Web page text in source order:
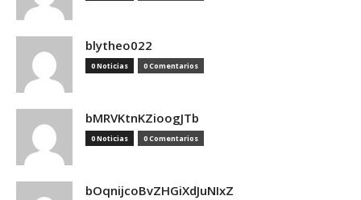
blytheo022
0 Noticias 0 Comentarios
bMRVKtnKZioogJTb
0 Noticias 0 Comentarios
bOqnijcoBvZHGiXdJuNIxZ